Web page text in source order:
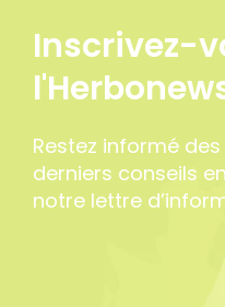
Inscrivez-
Restez informé
derniers conseils
notre lettre